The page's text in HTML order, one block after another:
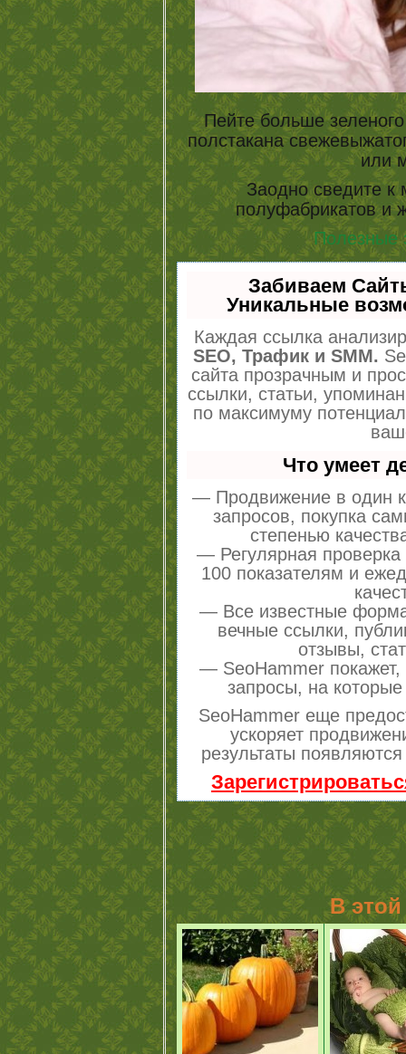
Пейте больше
полстакана
или
Заодно сведите к
полуфабрикатов
Полезные
Забиваем
Уникальные
Каждая ссылка
SEO, Трафик и SMM.
сайта прозрачным и
ссылки, статьи,
по максимуму
Что умеет
— Продвижение в один
запросов, покупка
степенью
— Регулярная проверка
100 показателям и
— Все известные
вечные ссылки,
отзывы,
— SeoHammer покажет,
запросы, на
SeoHammer еще
ускоряет
результаты
В